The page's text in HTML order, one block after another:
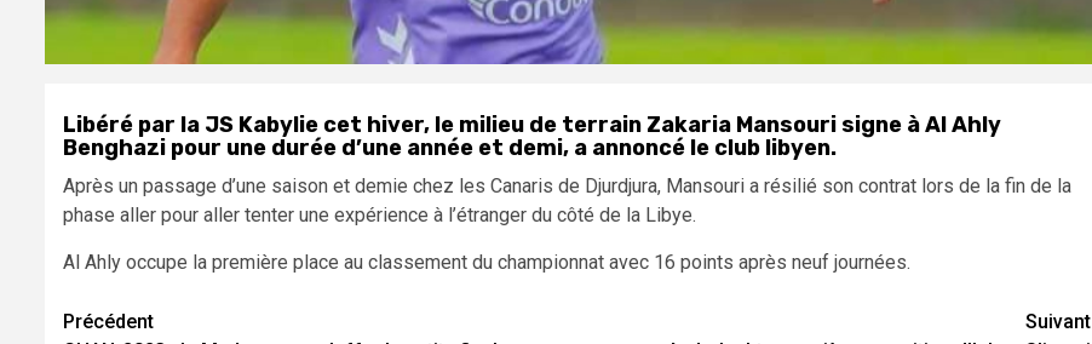
Libéré par la JS Kabylie cet hiver, le milieu de terrain Zakaria Mansouri signe à Al Ahly
Benghazi pour une durée d’une année et demi, a annoncé le club libyen.
Après un passage d’une saison et demie chez les Canaris de Djurdjura, Mansouri a résilié son contrat lors de la fin de la
phase aller pour aller tenter une expérience à l’étranger du côté de la Libye.
Al Ahly occupe la première place au classement du championnat avec 16 points après neuf journées.
Navigation
Précédent
Suivant